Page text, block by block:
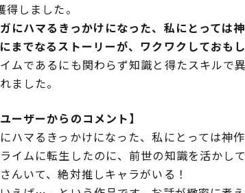
しました。
にハマるきっかけになった、私にとっては
までなるストーリーが、ワクワクしておもし
ムであるにも関わらず知識と得たスキル
ました。
ーザーからのコメント】
ハマるきっかけになった、私にとっては神作
イムに転生したのに、前世の知識を活かし
んいて、絶対推しキャラがいる！